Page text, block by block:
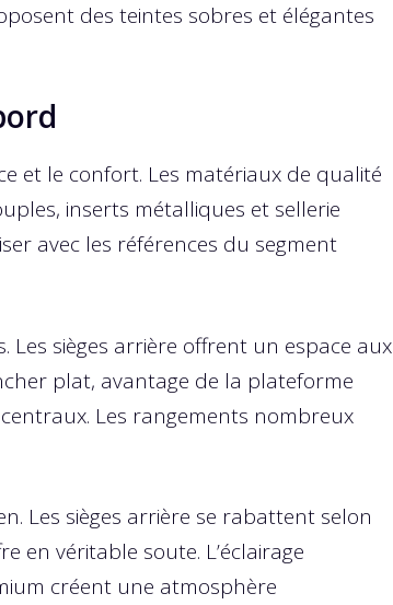
des teintes sobres et élégantes
et le confort. Les matériaux de qualité
inserts métalliques et sellerie
avec les références du segment
Les sièges arrière offrent un espace aux
plat, avantage de la plateforme
Les rangements nombreux
Les sièges arrière se rabattent selon
en véritable soute. L’éclairage
créent une atmosphère